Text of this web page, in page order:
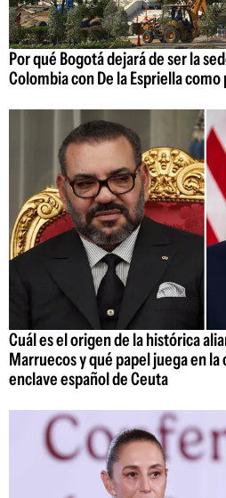
Por qué Bogotá dejará de ser la
Colombia con De la Espriella
Cuál es el origen de la histórica
Marruecos y qué papel juega en
enclave español de Ceuta